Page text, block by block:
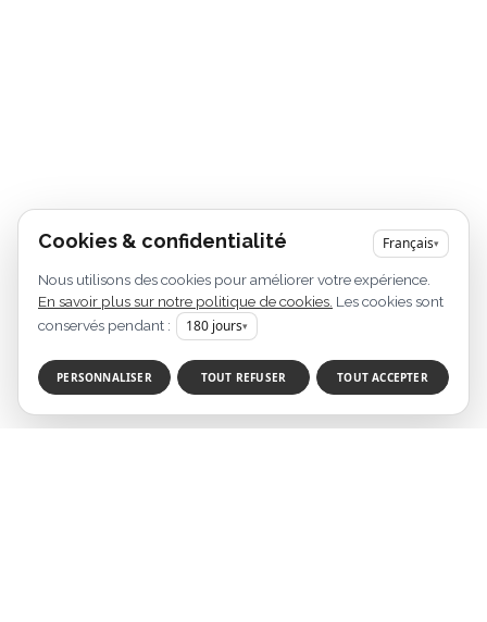
Cookies & confidentialité Français▾
Nous utilisons des cookies pour améliorer votre expérience.
En savoir plus sur notre politique de cookies. Les cookies sont
conservés pendant :
180 jours▾
PERSONNALISER TOUT REFUSER TOUT ACCEPTER